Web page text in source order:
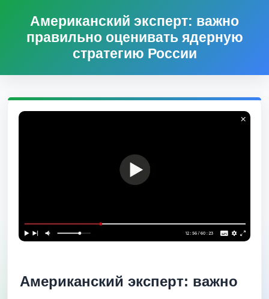
Американский эксперт: важно
правильно оценивать ядерную
стратегию России
Американский эксперт: важно